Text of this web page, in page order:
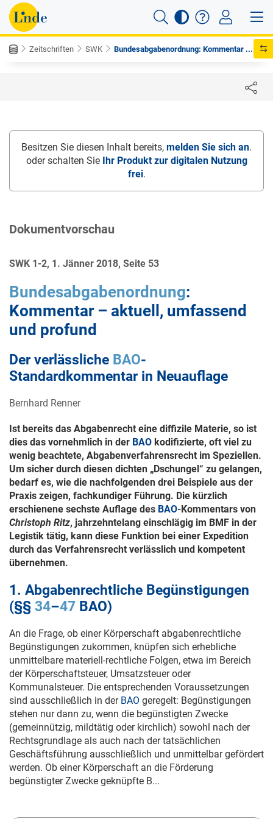
Zeitschriften SWK Bundesabgabenordnung: Kommentar ...
Besitzen Sie diesen Inhalt bereits, melden Sie sich an.
oder schalten Sie Ihr Produkt zur digitalen Nutzung
frei.
Dokumentvorschau
SWK 1-2, 1. Jänner 2018, Seite 53
Bundesabgabenordnung:
Kommentar – aktuell, umfassend
und profund
Der verlässliche BAO-
Standardkommentar in Neuauflage
Bernhard Renner
Ist bereits das Abgabenrecht eine diffizile Materie, so ist
dies das vornehmlich in der BAO kodifizierte, oft viel zu
wenig beachtete, Abgabenverfahrensrecht im Speziellen.
Um sicher durch diesen dichten „Dschungel“ zu gelangen,
bedarf es, wie die nachfolgenden drei Beispiele aus der
Praxis zeigen, fachkundiger Führung. Die kürzlich
erschienene sechste Auflage des BAO-Kommentars von
Christoph Ritz, jahrzehntelang einschlägig im BMF in der
Legistik tätig, kann diese Funktion bei einer Expedition
durch das Verfahrensrecht verlässlich und kompetent
übernehmen.
1. Abgabenrechtliche Begünstigungen
(§§ 34–47 BAO)
An die Frage, ob einer Körperschaft abgabenrechtliche
Begünstigungen zukommen, knüpfen sich erhebliche
unmittelbare materiell-rechtliche Folgen, etwa im Bereich
der Körperschaftsteuer, Umsatzsteuer oder
Kommunalsteuer. Die entsprechenden Voraussetzungen
sind ausschließlich in der BAO geregelt: Begünstigungen
stehen nur dann zu, wenn die begünstigten Zwecke
(gemeinnützig, mildtätig oder kirchlich) sowohl nach der
Rechtsgrundlage als auch nach der tatsächlichen
Geschäftsführung ausschließlich und unmittelbar gefördert
werden. Ob einer Körperschaft an die Förderung
begünstigter Zwecke geknüpfte B...